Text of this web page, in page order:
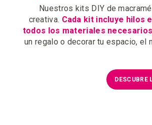
Nuestros kits DIY de
creativa. Cada kit incluye hilos
todos los materiales
un regalo o decorar tu espacio, el
DESCUBRE